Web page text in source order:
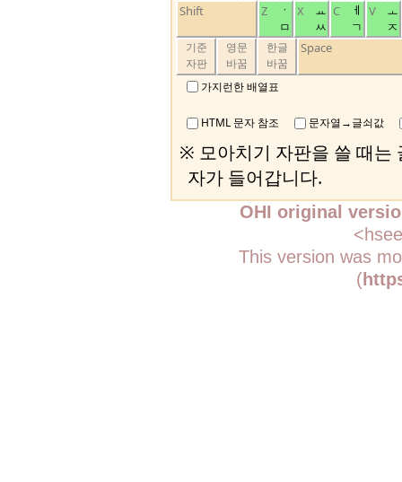
Shift Z
ㆍ
ㅁ
X
ㅛ
ㅆ
C
ㅔ
ㄱ
V
ㅗ
ㅈ
기준
자판
영문
바꿈
한글
바꿈
Space
가지런한 배열표
HTML 문자 참조 문자열→글쇠값
※ 모아치기 자판을 쓸 때는
자가 들어갑니다.
OHI original
This version was
(